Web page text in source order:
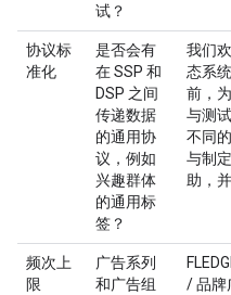
试？
协议标
准化
是否会有
在 SSP 和
DSP 之间
传递数据
的通用协
议，例如
兴趣群体
的通用标
签？
我们
态系
前，
与测
不同
与制
助，
频次上
限
广告系列
和广告组
/ 品牌